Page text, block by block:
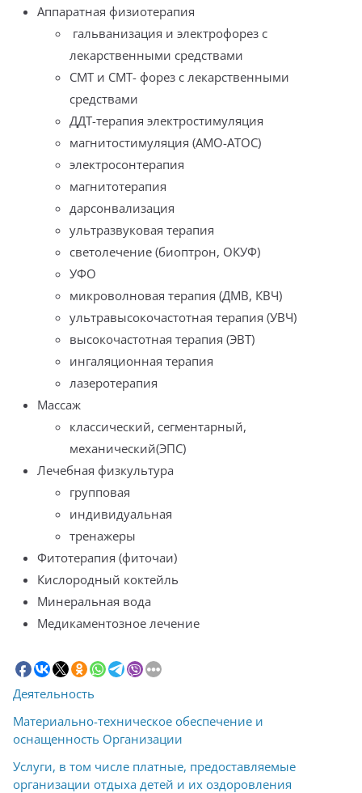
Аппаратная физиотерапия
гальванизация и электрофорез с
лекарственными средствами
СМТ и СМТ- форез с лекарственными
средствами
ДДТ-терапия электростимуляция
магнитостимуляция (АМО-АТОС)
электросонтерапия
магнитотерапия
дарсонвализация
ультразвуковая терапия
светолечение (биоптрон, ОКУФ)
УФО
микроволновая терапия (ДМВ, КВЧ)
ультравысокочастотная терапия (УВЧ)
высокочастотная терапия (ЭВТ)
ингаляционная терапия
лазеротерапия
Массаж
классический, сегментарный,
механический(ЭПС)
Лечебная физкультура
групповая
индивидуальная
тренажеры
Фитотерапия (фиточаи)
Кислородный коктейль
Минеральная вода
Медикаментозное лечение
Деятельность
Материально-техническое обеспечение и
оснащенность Организации
Услуги, в том числе платные, предоставляемые
организации отдыха детей и их оздоровления